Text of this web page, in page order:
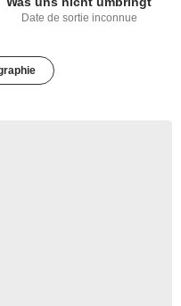
Date de sortie inconnue